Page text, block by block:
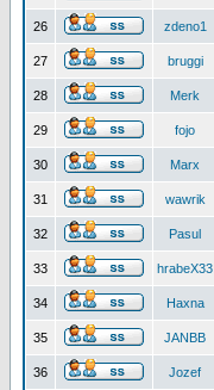
26 zdeno1
27 bruggi
28 Merk
29 fojo
30 Marx
31 wawrik
32 Pasul
33 hrabeX33
34 Haxna
35 JANBB
36 Jozef